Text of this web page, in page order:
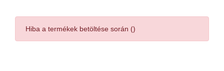
Hiba a termékek betöltése során ()